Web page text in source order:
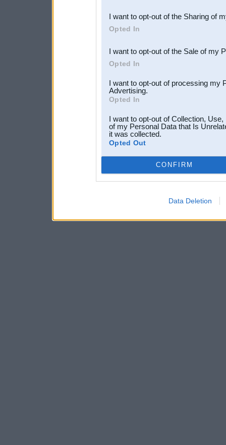
Downstream Participants
third parties.
I want to opt-out of the Sharing of
Opted In
I want to opt-out of the Sale of my
Opted In
I want to opt-out of processing my
Advertising.
Opted In
I want to opt-out of Collection,
of my Personal Data that Is
it was collected.
Opted Out
CONFIRM
Data Deletion